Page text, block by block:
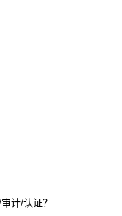
计/认证？